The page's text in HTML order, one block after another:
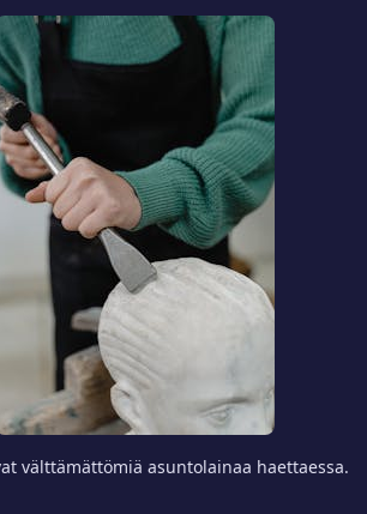
välttämättömiä asuntolainaa haettaessa.